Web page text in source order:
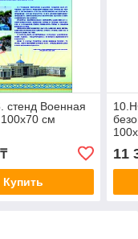
стенд Военная
см
Купить
11